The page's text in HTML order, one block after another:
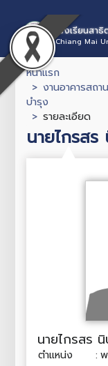
โรงเรียนสา
Chiang Mai
หน้าแรก
งานอาคารสถ
บำรุง
รายละเอียด
นายไกรส
นายไกรสร
ตำแหน่ง :